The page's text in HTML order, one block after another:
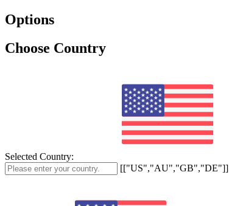
Options
Choose Country
Selected Country:
[["US","AU","GB","DE"]]